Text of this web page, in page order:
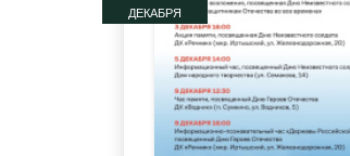
ДЕКАБРЯ